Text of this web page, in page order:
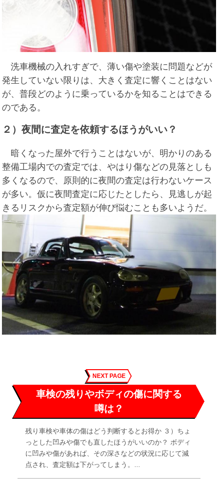
洗車機械の入れすぎで、薄い傷や塗装に問題などが
発生していない限りは、大きく査定に響くことはない
が、普段どのように乗っているかを知ることはできる
のである。
２）夜間に査定を依頼するほうがいい？
暗くなった屋外で行うことはないが、明かりのある
整備工場内での査定では、やはり傷などの見落としも
多くなるので、原則的に夜間の査定は行わないケース
が多い。仮に夜間査定に応じたとしたら、見逃しが起
きるリスクから査定額が伸び悩むことも多いようだ。
NEXT PAGE
車検の残りやボディの傷に関する
噂は？
残り車検や車体の傷はどう判断するとお得か ３）ちょ
っとした凹みや傷でも直したほうがいいのか？ ボディ
に凹みや傷があれば、その深さなどの状況に応じて減
点され、査定額は下がってしまう。...